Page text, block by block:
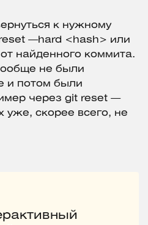
к нужному
—hard <hash> или
найденного коммита.
не были
и потом были
через git reset —
уже, скорее всего, не